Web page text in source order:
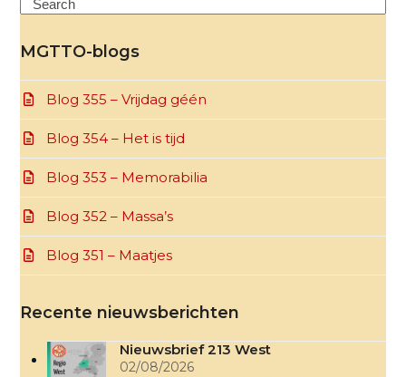
MGTTO-blogs
Blog 355 – Vrijdag géén
Blog 354 – Het is tijd
Blog 353 – Memorabilia
Blog 352 – Massa’s
Blog 351 – Maatjes
Recente nieuwsberichten
Nieuwsbrief 213 West
02/08/2026